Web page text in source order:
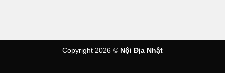
Copyright 2026 © Nội Địa Nhật